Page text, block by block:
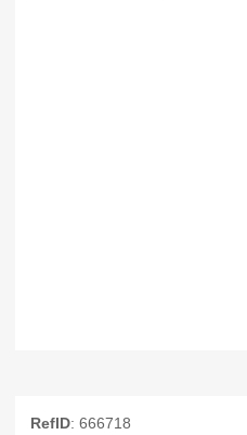
RefID: 666718